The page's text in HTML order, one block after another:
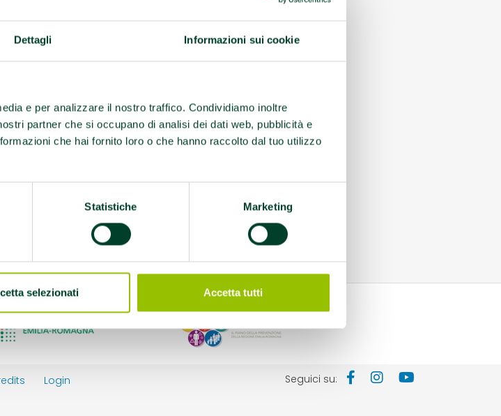
Dettagli Informazioni sui cookie
e per analizzare il nostro traffico. Condividiamo inoltre
partner che si occupano di analisi dei dati web, pubblicità e
che hai fornito loro o che hanno raccolto dal tuo utilizzo
Statistiche Marketing
selezionati Accetta tutti
Login Seguici su: